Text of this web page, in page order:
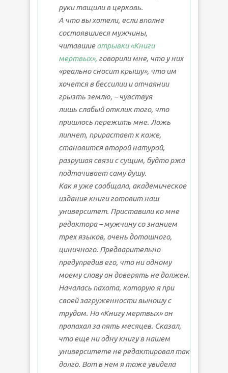
руки тащили в церковь.
А что вы хотели, если вполне
состоявшиеся мужчины,
читавшиеотрывки «Книги
мертвых», говорили мне, что у них
«реально сносит крышу», что им
хочется в бессилии и отчаянии
грызть землю, – чувствуя
лишь слабыйотклик того, что
пришлось пережить мне. Ложь
липнет, прирастает к коже,
становится второй натурой,
разрушая связи с сущим, будто ржа
подтачивает саму душу.
Как я уже сообщала, академическое
издание книги готовит наш
университет. Приставили ко мне
редактора – мужчину со знанием
трех языков, очень дотошного,
циничного. Предварительно
предупредив его, что ни одному
моему слову он доверять не должен.
Началась пахота, которую я при
своей загруженности выношу с
трудом. Но «Книгу мертвых» он
пропахал за пять месяцев. Сказал,
что еще ни одну книгу в нашем
университете не редактировал так
долго. Вот в нем я тоже увидела